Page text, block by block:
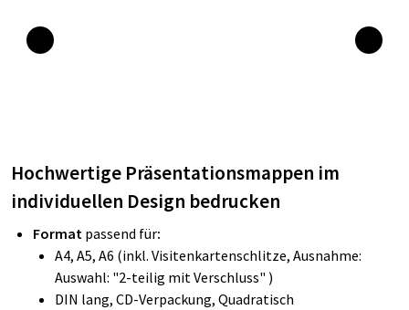
Hochwertige Präsentationsmappen im
individuellen Design bedrucken
Format passend für:
A4, A5, A6 (inkl. Visitenkartenschlitze, Ausnahme:
Auswahl: "2-teilig mit Verschluss" )
DIN lang, CD-Verpackung, Quadratisch